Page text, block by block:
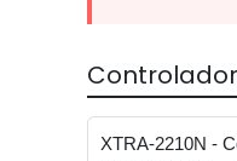
XTRA-2210N -